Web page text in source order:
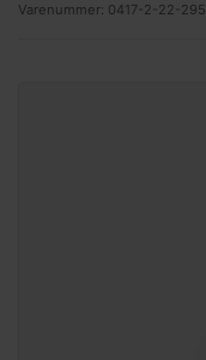
Varenummer: 0417-2-22-